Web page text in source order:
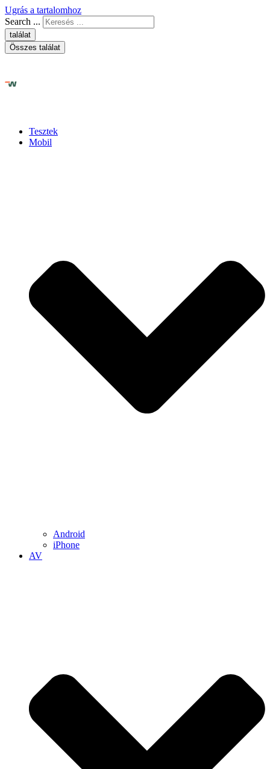
Ugrás a tartalomhoz
Search ...
találat
Összes találat
Tesztek
Mobil
Android
iPhone
AV